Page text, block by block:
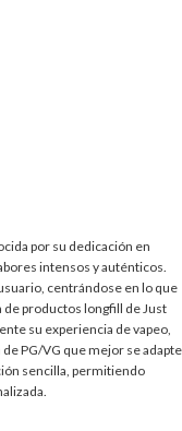
por su dedicación en
intensos y auténticos.
centrándose en lo que
productos longfill de Just
su experiencia de vapeo,
PG/VG que mejor se adapte
sencilla, permitiendo